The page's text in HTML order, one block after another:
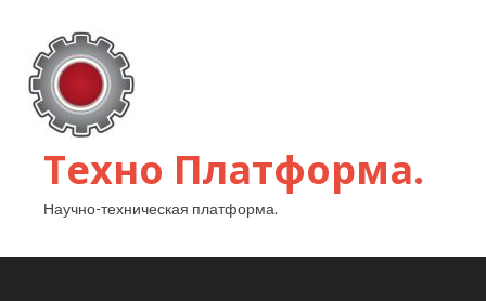
Техно Платформа.
Научно-техническая платформа.